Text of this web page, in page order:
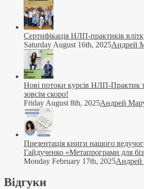
Сертифікація НЛП-практиків
Saturday August 16th, 2025Андрей
Нові потоки курсів НЛП-Практик
зовсім скоро!
Friday August 8th, 2025Андрей
Презентація книги нашого
Гайдученко «Метапрограми для
Monday February 17th, 2025
Відгуки